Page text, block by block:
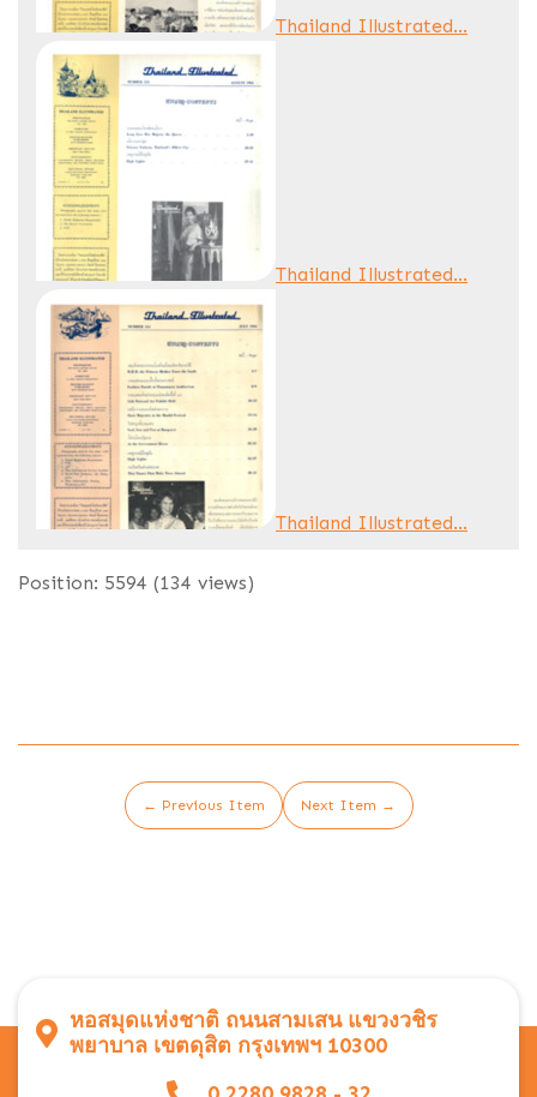
Thailand Illustrated...
Thailand Illustrated...
Thailand Illustrated...
Position: 5594 (134 views)
← Previous Item Next Item →
หอสมุดแห่งชาติ ถนนสามเสน แขวงวชิร
พยาบาล เขตดุสิต กรุงเทพฯ 10300